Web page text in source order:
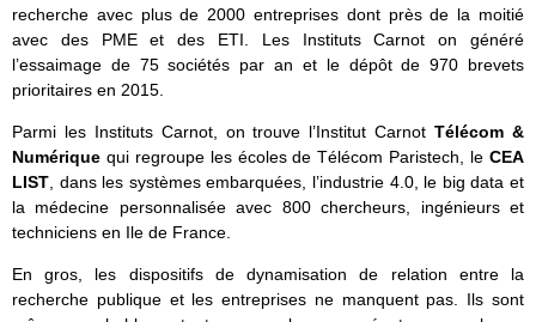
recherche avec plus de 2000 entreprises dont près de la moitié
avec des PME et des ETI. Les Instituts Carnot on généré
l’essaimage de 75 sociétés par an et le dépôt de 970 brevets
prioritaires en 2015.
Parmi les Instituts Carnot, on trouve l’Institut CarnotTélécom &
Numérique qui regroupe les écoles de Télécom Paristech, leCEA
LIST , dans les systèmes embarquées, l’industrie 4.0, le big data et
la médecine personnalisée avec 800 chercheurs, ingénieurs et
techniciens en Ile de France.
En gros, les dispositifs de dynamisation de relation entre la
recherche publique et les entreprises ne manquent pas. Ils sont